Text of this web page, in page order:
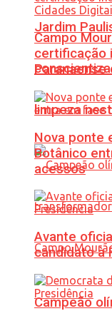
Jardim
limpeza
Campeão
Campo
certificação
Nova ponte
Botânico
acessos
Avante
candidato à